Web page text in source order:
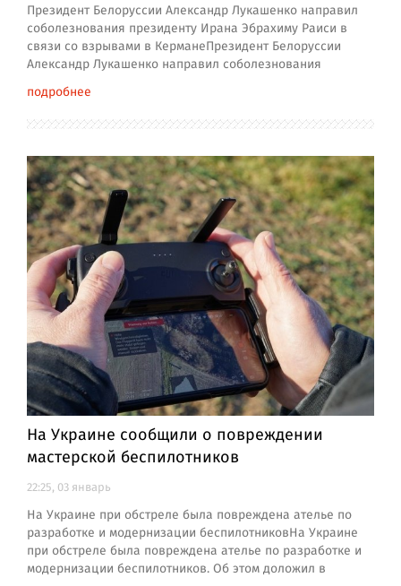
Президент Белоруссии Александр Лукашенко направил
соболезнования президенту Ирана Эбрахиму Раиси в
связи со взрывами в КерманеПрезидент Белоруссии
Александр Лукашенко направил соболезнования
подробнее
На Украине сообщили о повреждении
мастерской беспилотников
22:25, 03 январь
На Украине при обстреле была повреждена ателье по
разработке и модернизации беспилотниковНа Украине
при обстреле была повреждена ателье по разработке и
модернизации беспилотников. Об этом доложил в